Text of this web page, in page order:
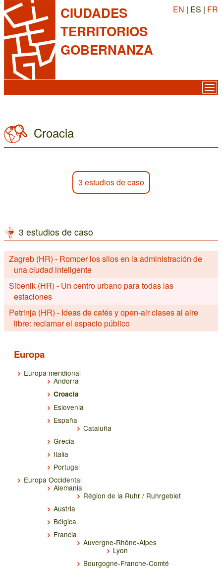
CIUDADES
TERRITORIOS
GOBERNANZA
EN | ES | FR
Croacia
3 estudios de caso
3 estudios de caso
Zagreb (HR) - Romper los silos en la administración de
una ciudad inteligente
Sibenik (HR) - Un centro urbano para todas las
estaciones
Petrinja (HR) - Ideas de cafés y open-air clases al aire
libre: reclamar el espacio público
Europa
Europa meridional
Andorra
Croacia
Eslovenia
España
Cataluña
Grecia
Italia
Portugal
Europa Occidental
Alemania
Région de la Ruhr / Ruhrgebiet
Austria
Bélgica
Francia
Auvergne-Rhône-Alpes
Lyon
Bourgogne-Franche-Comté